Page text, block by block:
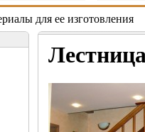
для ее изготовления